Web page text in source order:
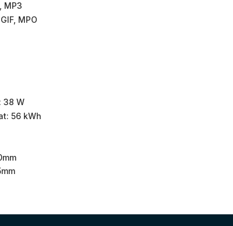
MP3
MPO
38 W
56 kWh